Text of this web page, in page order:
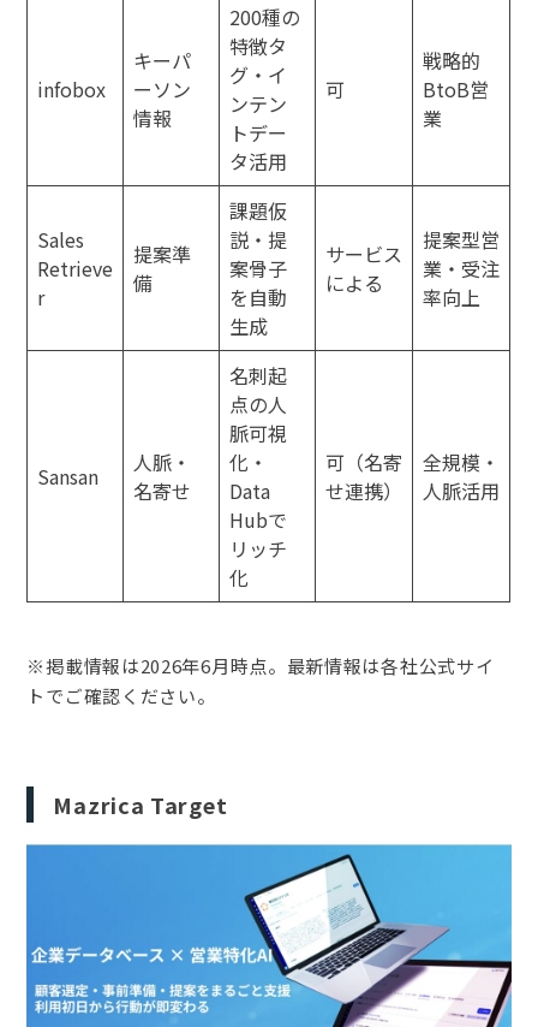
infobox
キーパ
ーソン
情報
200種の
特徴タ
グ・イ
ンテン
トデー
タ活用
可
戦略的
BtoB営
業
Sales
Retrieve
r
提案準
備
課題仮
説・提
案骨子
を自動
生成
サービス
による
提案型営
業・受注
率向上
Sansan
人脈・
名寄せ
名刺起
点の人
脈可視
化・
Data
Hubで
リッチ
化
可（名寄
せ連携）
全規模・
人脈活用
※掲載情報は2026年6月時点。最新情報は各社公式サイ
トでご確認ください。
Mazrica Target